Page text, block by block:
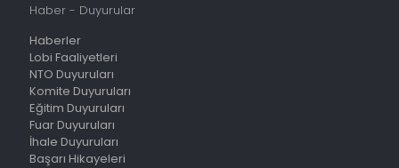
Haber - Duyurular
Haberler
Lobi Faaliyetleri
NTO Duyuruları
Komite Duyuruları
Eğitim Duyuruları
Fuar Duyuruları
İhale Duyuruları
Başarı Hikayeleri